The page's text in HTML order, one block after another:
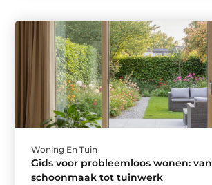
Woning En Tuin
Gids voor probleemloos wonen: van
schoonmaak tot tuinwerk